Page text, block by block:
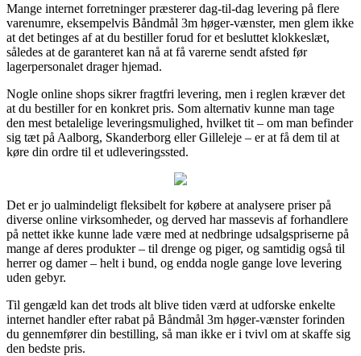
Mange internet forretninger præsterer dag-til-dag levering på flere
varenumre, eksempelvis Båndmål 3m høger-vænster, men glem ikke
at det betinges af at du bestiller forud for et besluttet klokkeslæt,
således at de garanteret kan nå at få varerne sendt afsted før
lagerpersonalet drager hjemad.
Nogle online shops sikrer fragtfri levering, men i reglen kræver det
at du bestiller for en konkret pris. Som alternativ kunne man tage
den mest betalelige leveringsmulighed, hvilket tit – om man befinder
sig tæt på Aalborg, Skanderborg eller Gilleleje – er at få dem til at
køre din ordre til et udleveringssted.
Det er jo ualmindeligt fleksibelt for købere at analysere priser på
diverse online virksomheder, og derved har massevis af forhandlere
på nettet ikke kunne lade være med at nedbringe udsalgspriserne på
mange af deres produkter – til drenge og piger, og samtidig også til
herrer og damer – helt i bund, og endda nogle gange love levering
uden gebyr.
Til gengæld kan det trods alt blive tiden værd at udforske enkelte
internet handler efter rabat på Båndmål 3m høger-vænster forinden
du gennemfører din bestilling, så man ikke er i tvivl om at skaffe sig
den bedste pris.